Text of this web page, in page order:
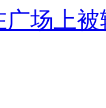
场上